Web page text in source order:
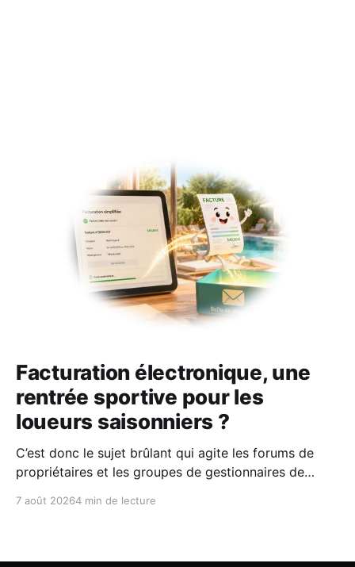
Facturation électronique, une
rentrée sportive pour les
loueurs saisonniers ?
C’est donc le sujet brûlant qui agite les forums de
propriétaires et les groupes de gestionnaires de
obligatoire débarque le 1er septembre 2026 et les
7 août 20264 min de lecture